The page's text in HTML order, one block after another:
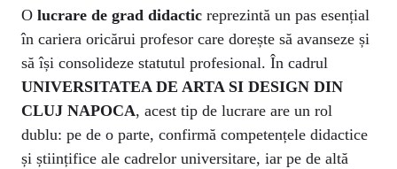
O lucrare de grad didactic reprezintă un pas esențial
în cariera oricărui profesor care dorește să avanseze și
să își consolideze statutul profesional. În cadrul
UNIVERSITATEA DE ARTA SI DESIGN DIN
CLUJ NAPOCA, acest tip de lucrare are un rol
dublu: pe de o parte, confirmă competențele didactice
și științifice ale cadrelor universitare, iar pe de altă